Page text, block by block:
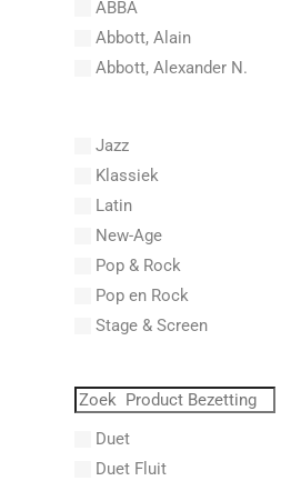
ABBA
Abbott, Alain
Abbott, Alexander N.
Abel, Lex
Aberg, Johan Ludvig
Aboucaya, Christian
Aboulker, Isabelle
Abraham, Paul
Abrams, Lester
Abreu, Zequinha
Absil, Jean
Abt, Franz Wilhelm
AC/DC
Jazz
Klassiek
Latin
New-Age
Pop & Rock
Pop en Rock
Stage & Screen
Duet
Duet Fluit